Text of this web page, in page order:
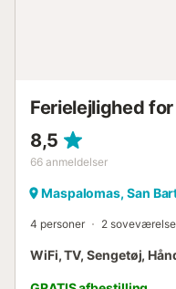
Ferielejlighed
8,5
66 anmeldelser
Maspalomas, San
4 personer 2
WiFi, TV, Sengetøj,